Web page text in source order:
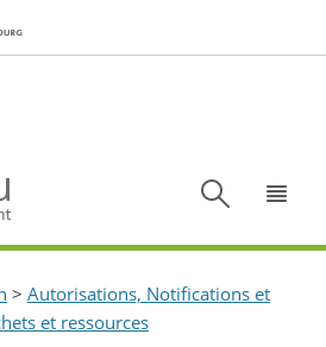
> Autorisations, Notifications et
et ressources